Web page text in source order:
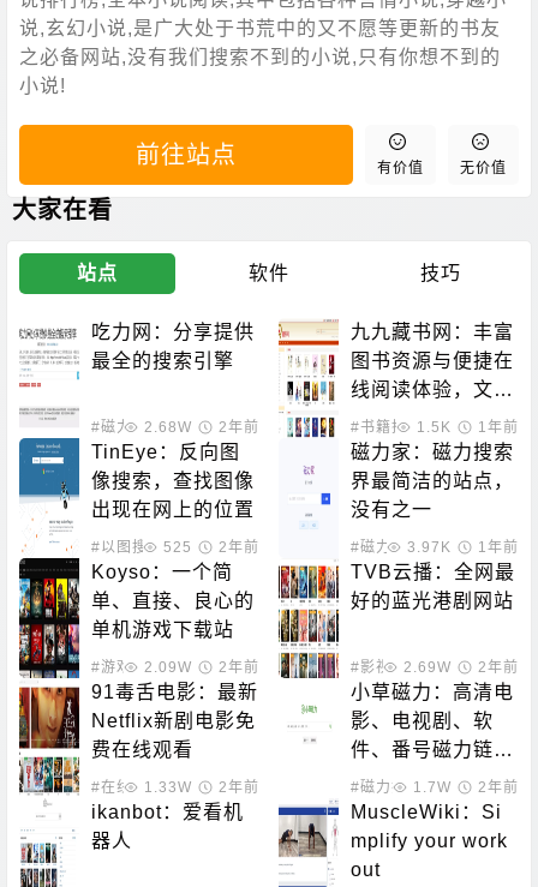
说,玄幻小说,是广大处于书荒中的又不愿等更新的书友
之必备网站,没有我们搜索不到的小说,只有你想不到的
小说!
前往站点 有价值 无价值
大家在看
站点 软件 技巧
吃力网：分享提供
最全的搜索引擎
#磁力搜索2.68W 2年前
九九藏书网：丰富
图书资源与便捷在
线阅读体验，文学
爱好者的数字天堂
#书籍推荐 #电子小说
1.5K 1年前
TinEye：反向图
像搜索，查找图像
出现在网上的位置
#以图搜图 525 2年前
磁力家：磁力搜索
界最简洁的站点，
没有之一
#磁力搜索3.97K 1年前
Koyso：一个简
单、直接、良心的
单机游戏下载站
#游戏下载2.09W 2年前
TVB云播：全网最
好的蓝光港剧网站
#影视下载 #在线影音
2.69W 2年前
91毒舌电影：最新
Netflix新剧电影免
费在线观看
#在线影音1.33W 2年前
小草磁力：高清电
影、电视剧、软
件、番号磁力链接
搜索引擎
#磁力搜索1.7W 2年前
ikanbot：爱看机
器人
MuscleWiki：Si
mplify your work
out